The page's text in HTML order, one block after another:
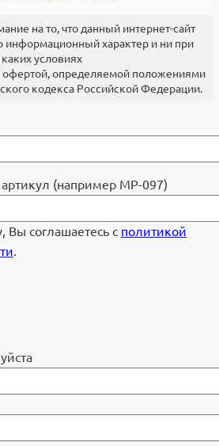
на то, что данный интернет-сайт
информационный характер и ни при
каких условиях
офертой, определяемой положениями
кодекса Российской Федерации.
(например МР-097)
Вы соглашаетесь с политикой
.